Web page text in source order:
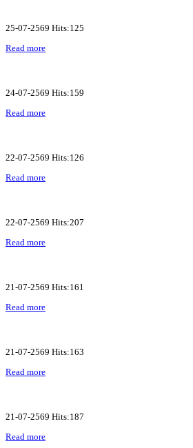
25-07-2569 Hits:125
Read more
24-07-2569 Hits:159
Read more
22-07-2569 Hits:126
Read more
22-07-2569 Hits:207
Read more
21-07-2569 Hits:161
Read more
21-07-2569 Hits:163
Read more
21-07-2569 Hits:187
Read more